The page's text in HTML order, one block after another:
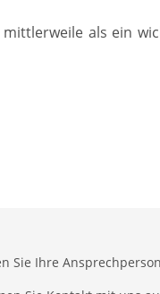
als ein
Sie Ihre Ansprechperson